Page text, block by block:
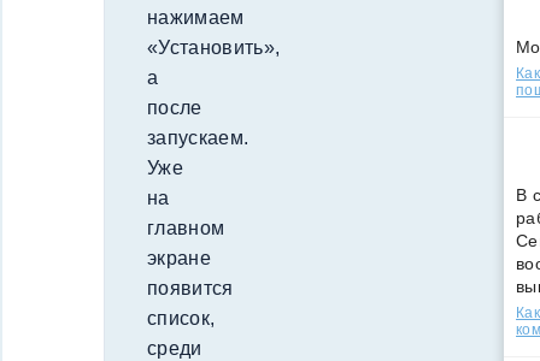
нажимаем
«Установить»,
а
после
запускаем.
Уже
на
главном
экране
появится
список,
среди
В